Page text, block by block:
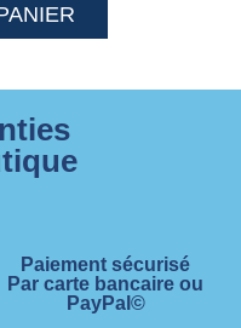
Paiement sécurisé
Par carte bancaire ou
PayPal©